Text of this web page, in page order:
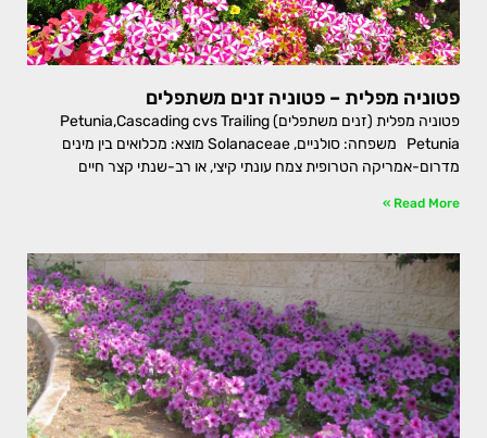
פטוניה מפלית – פטוניה זנים משתפלים
פטוניה מפלית (זנים משתפלים) Petunia,Cascading cvs Trailing
Petunia משפחה: סולניים, Solanaceae מוצא: מכלואים בין מינים
מדרום-אמריקה הטרופית צמח עונתי קיצי, או רב-שנתי קצר חיים
Read More »